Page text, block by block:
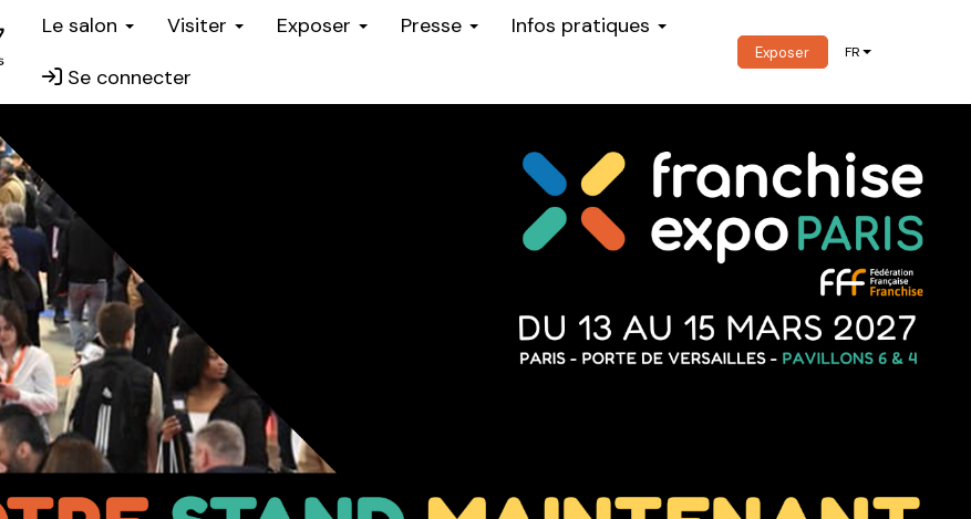
Le salon Visiter Exposer Presse
Infos pratiques
Se connecter
Exposer FR